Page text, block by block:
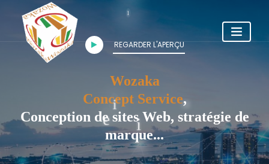
REGARDER L'APERÇU
Wozaka
Concept Service,
Conception de sites Web, stratégie de
marque...
o
o